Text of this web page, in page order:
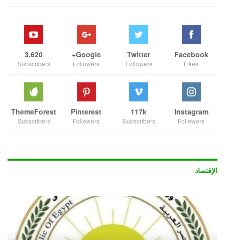
Facebook
Likes
Twitter
Followers
Google+
Followers
3,620
Subscribers
Instagram
Followers
117k
Subscribers
Pinterest
Followers
ThemeForest
Subscribers
الإقتصاد